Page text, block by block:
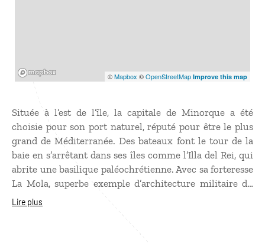
©Mapbox ©OpenStreetMap Improve this map
Située à l’est de l’île, la capitale de Minorque a été
choisie pour son port naturel, réputé pour être le plus
grand de Méditerranée. Des bateaux font le tour de la
baie en s’arrêtant dans ses îles comme l’Illa del Rei, qui
abrite une basilique paléochrétienne. Avec sa forteresse
La Mola, superbe exemple d’architecture militaire du
XIXe siècle, le port est la partie la plus animée de Mao
Lire plus